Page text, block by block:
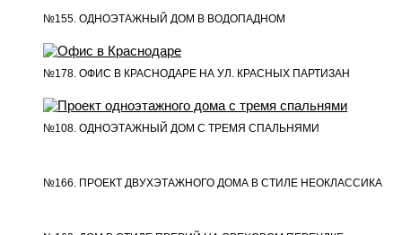
№155. ОДНОЭТАЖНЫЙ ДОМ В ВОДОПАДНОМ
№178. ОФИС В КРАСНОДАРЕ НА УЛ. КРАСНЫХ ПАРТИЗАН
№108. ОДНОЭТАЖНЫЙ ДОМ С ТРЕМЯ СПАЛЬНЯМИ
№166. ПРОЕКТ ДВУХЭТАЖНОГО ДОМА В СТИЛЕ НЕОКЛАССИКА